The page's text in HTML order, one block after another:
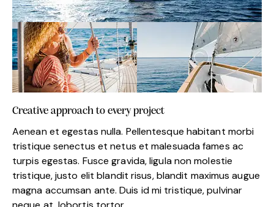
Creative approach to every project
Aenean et egestas nulla. Pellentesque habitant morbi
tristique senectus et netus et malesuada fames ac
turpis egestas. Fusce gravida, ligula non molestie
tristique, justo elit blandit risus, blandit maximus augue
magna accumsan ante. Duis id mi tristique, pulvinar